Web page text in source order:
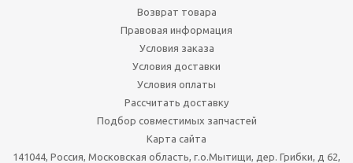
Возврат товара
Правовая информация
Условия заказа
Условия доставки
Условия оплаты
Рассчитать доставку
Подбор совместимых запчастей
Карта сайта
141044, Россия, Московская область, г.о.Мытищи, дер. Грибки, д 62,